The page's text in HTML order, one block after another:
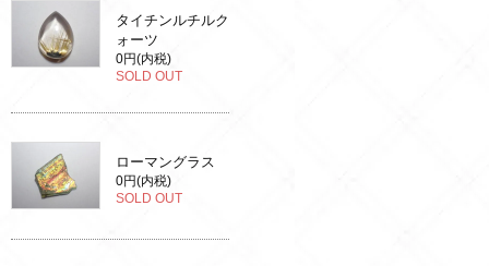
タイチンルチルク
ォーツ
0円(内税)
SOLD OUT
ローマングラス
0円(内税)
SOLD OUT